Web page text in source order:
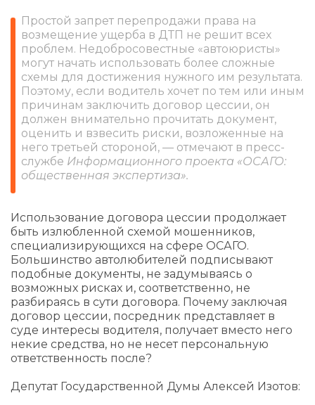
Простой запрет перепродажи права на
возмещение ущерба в ДТП не решит всех
проблем. Недобросовестные «автоюристы»
могут начать использовать более сложные
схемы для достижения нужного им результата.
Поэтому, если водитель хочет по тем или иным
причинам заключить договор цессии, он
должен внимательно прочитать документ,
оценить и взвесить риски, возложенные на
него третьей стороной, — отмечают в пресс-
службе Информационного проекта «ОСАГО:
общественная экспертиза».
Использование договора цессии продолжает
быть излюбленной схемой мошенников,
специализирующихся на сфере ОСАГО.
Большинство автолюбителей подписывают
подобные документы, не задумываясь о
возможных рисках и, соответственно, не
разбираясь в сути договора. Почему заключая
договор цессии, посредник представляет в
суде интересы водителя, получает вместо него
некие средства, но не несет персональную
ответственность после?
Депутат Государственной Думы Алексей Изотов: